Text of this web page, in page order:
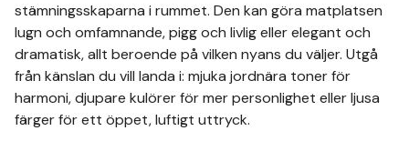
stämningsskaparna i rummet. Den kan göra matplatsen
lugn och omfamnande, pigg och livlig eller elegant och
dramatisk, allt beroende på vilken nyans du väljer. Utgå
från känslan du vill landa i: mjuka jordnära toner för
harmoni, djupare kulörer för mer personlighet eller ljusa
färger för ett öppet, luftigt uttryck.